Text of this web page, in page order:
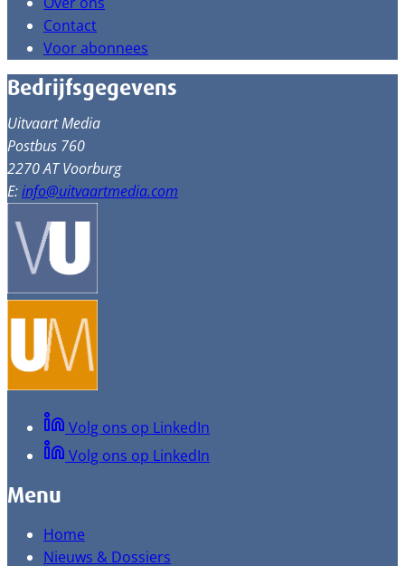
Contact
Voor abonnees
Bedrijfsgegevens
Uitvaart Media
Postbus 760
2270 AT Voorburg
E:info@uitvaartmedia.com
Volg ons op LinkedIn
Volg ons op LinkedIn
Menu
Home
Nieuws & Dossiers